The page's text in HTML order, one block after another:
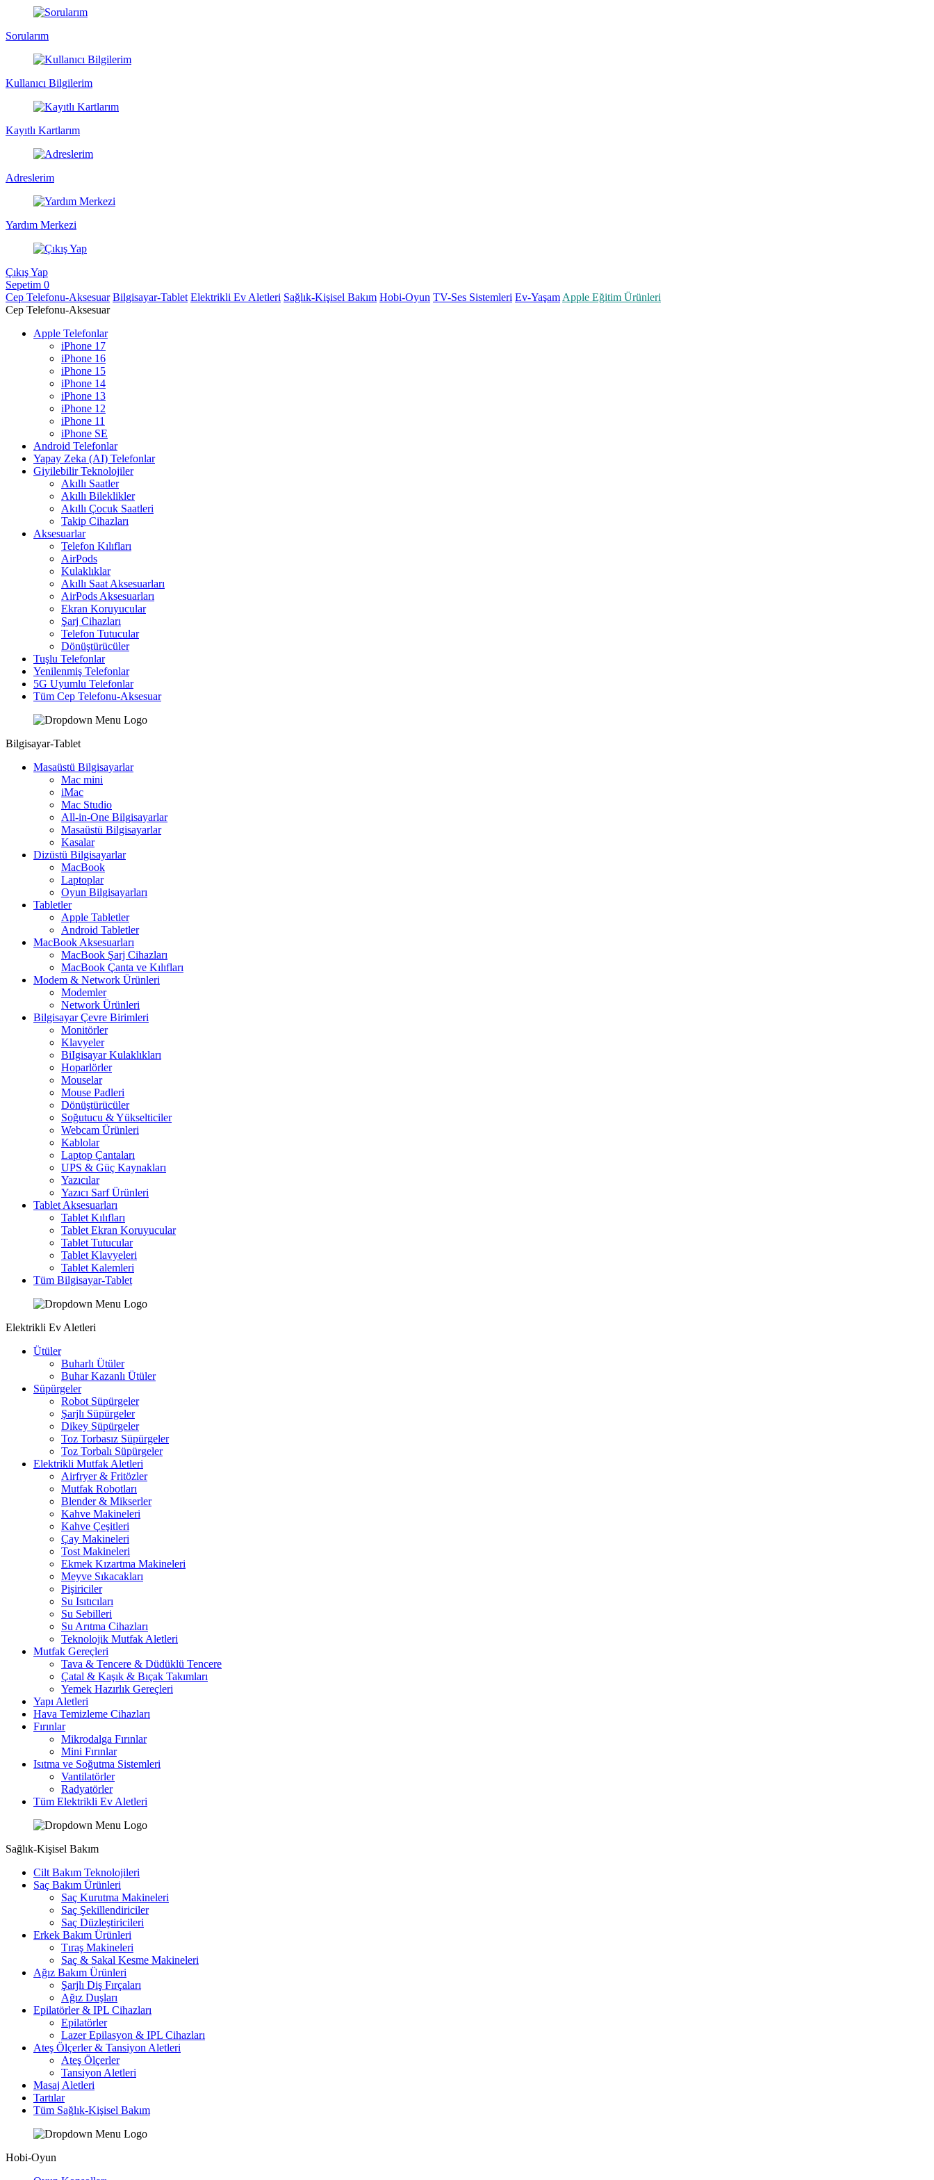
Sorularım
Kullanıcı Bilgilerim
Kayıtlı Kartlarım
Adreslerim
Yardım Merkezi
Çıkış Yap
Sepetim 0
Cep Telefonu-Aksesuar Bilgisayar-Tablet Elektrikli Ev Aletleri Sağlık-Kişisel Bakım Hobi-Oyun TV-Ses Sistemleri Ev-Yaşam Apple Eğitim Ürünleri
Cep Telefonu-Aksesuar
Apple Telefonlar
iPhone 17
iPhone 16
iPhone 15
iPhone 14
iPhone 13
iPhone 12
iPhone 11
iPhone SE
Android Telefonlar
Yapay Zeka (AI) Telefonlar
Giyilebilir Teknolojiler
Akıllı Saatler
Akıllı Bileklikler
Akıllı Çocuk Saatleri
Takip Cihazları
Aksesuarlar
Telefon Kılıfları
AirPods
Kulaklıklar
Akıllı Saat Aksesuarları
AirPods Aksesuarları
Ekran Koruyucular
Şarj Cihazları
Telefon Tutucular
Dönüştürücüler
Tuşlu Telefonlar
Yenilenmiş Telefonlar
5G Uyumlu Telefonlar
Tüm Cep Telefonu-Aksesuar
Bilgisayar-Tablet
Masaüstü Bilgisayarlar
Mac mini
iMac
Mac Studio
All-in-One Bilgisayarlar
Masaüstü Bilgisayarlar
Kasalar
Dizüstü Bilgisayarlar
MacBook
Laptoplar
Oyun Bilgisayarları
Tabletler
Apple Tabletler
Android Tabletler
MacBook Aksesuarları
MacBook Şarj Cihazları
MacBook Çanta ve Kılıfları
Modem & Network Ürünleri
Modemler
Network Ürünleri
Bilgisayar Çevre Birimleri
Monitörler
Klavyeler
BiIgisayar Kulaklıkları
Hoparlörler
Mouselar
Mouse Padleri
Dönüştürücüler
Soğutucu & Yükselticiler
Webcam Ürünleri
Kablolar
Laptop Çantaları
UPS & Güç Kaynakları
Yazıcılar
Yazıcı Sarf Ürünleri
Tablet Aksesuarları
Tablet Kılıfları
Tablet Ekran Koruyucular
Tablet Tutucular
Tablet Klavyeleri
Tablet Kalemleri
Tüm Bilgisayar-Tablet
Elektrikli Ev Aletleri
Ütüler
Buharlı Ütüler
Buhar Kazanlı Ütüler
Süpürgeler
Robot Süpürgeler
Şarjlı Süpürgeler
Dikey Süpürgeler
Toz Torbasız Süpürgeler
Toz Torbalı Süpürgeler
Elektrikli Mutfak Aletleri
Airfryer & Fritözler
Mutfak Robotları
Blender & Mikserler
Kahve Makineleri
Kahve Çeşitleri
Çay Makineleri
Tost Makineleri
Ekmek Kızartma Makineleri
Meyve Sıkacakları
Pişiriciler
Su Isıtıcıları
Su Sebilleri
Su Arıtma Cihazları
Teknolojik Mutfak Aletleri
Mutfak Gereçleri
Tava & Tencere & Düdüklü Tencere
Çatal & Kaşık & Bıçak Takımları
Yemek Hazırlık Gereçleri
Yapı Aletleri
Hava Temizleme Cihazları
Fırınlar
Mikrodalga Fırınlar
Mini Fırınlar
Isıtma ve Soğutma Sistemleri
Vantilatörler
Radyatörler
Tüm Elektrikli Ev Aletleri
Sağlık-Kişisel Bakım
Cilt Bakım Teknolojileri
Saç Bakım Ürünleri
Saç Kurutma Makineleri
Saç Şekillendiriciler
Saç Düzleştiricileri
Erkek Bakım Ürünleri
Tıraş Makineleri
Saç & Sakal Kesme Makineleri
Ağız Bakım Ürünleri
Şarjlı Diş Fırçaları
Ağız Duşları
Epilatörler & IPL Cihazları
Epilatörler
Lazer Epilasyon & IPL Cihazları
Ateş Ölçerler & Tansiyon Aletleri
Ateş Ölçerler
Tansiyon Aletleri
Masaj Aletleri
Tartılar
Tüm Sağlık-Kişisel Bakım
Hobi-Oyun